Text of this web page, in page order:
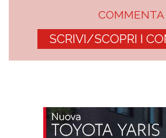
COMMENTA
SCRIVI/SCOPRI I